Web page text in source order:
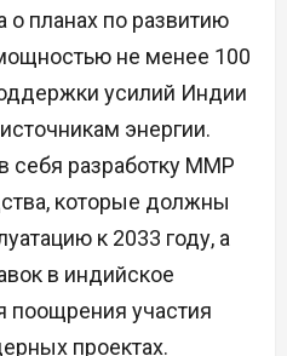
планах по развитию
не менее 100
усилий Индии
энергии.
себя разработку ММР
которые должны
к 2033 году, а
в индийское
поощрения участия
проектах.